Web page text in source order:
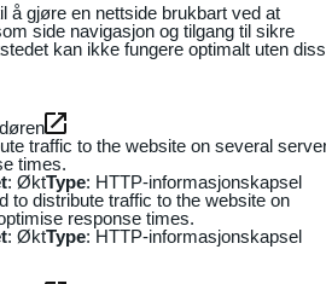
å gjøre en nettside brukbart ved at
side navigasjon og tilgang til sikre
kan ikke fungere optimalt uten
traffic to the website on several
times.
: ØktType: HTTP-informasjonskapsel
to distribute traffic to the website on
response times.
: ØktType: HTTP-informasjonskapsel